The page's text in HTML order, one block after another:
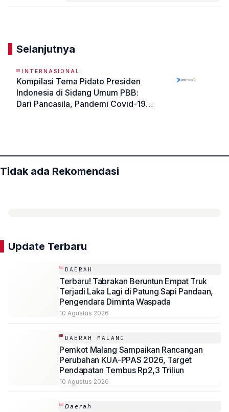
Selanjutnya
INTERNASIONAL
Kompilasi Tema Pidato Presiden
Indonesia di Sidang Umum PBB:
Dari Pancasila, Pandemi Covid-19,
Tidak ada Rekomendasi
Update Terbaru
DAERAH
Terbaru! Tabrakan Beruntun Empat Truk
Terjadi Laka Lagi di Patung Sapi Pandaan,
Pengendara Diminta Waspada
10 Agustus 2026
DAERAH MALANG
Pemkot Malang Sampaikan Rancangan
Perubahan KUA-PPAS 2026, Target
Pendapatan Tembus Rp2,3 Triliun
10 Agustus 2026
𝘋𝘢𝘦𝘳𝘢𝘩